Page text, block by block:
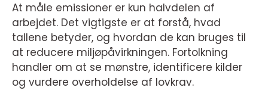
At måle emissioner er kun halvdelen af
arbejdet. Det vigtigste er at forstå, hvad
tallene betyder, og hvordan de kan bruges til
at reducere miljøpåvirkningen. Fortolkning
handler om at se mønstre, identificere kilder
og vurdere overholdelse af lovkrav.